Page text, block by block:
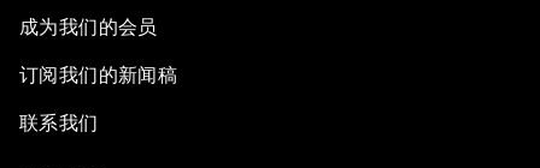
成为我们的会员
订阅我们的新闻稿
联系我们